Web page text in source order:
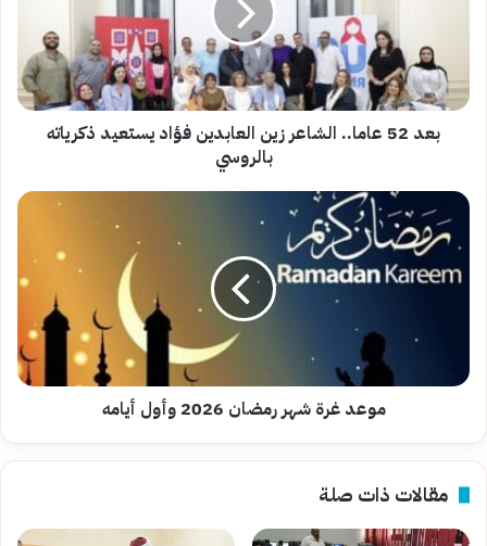
العابدين
فؤاد
يستعيد
ذكرياته
بالروسي
بعد 52 عاما.. الشاعر زين العابدين فؤاد يستعيد ذكرياته
بالروسي
موعد
غرة
شهر
رمضان
2026
موعد غرة شهر رمضان 2026 وأول أيامه
مقالات ذات صلة